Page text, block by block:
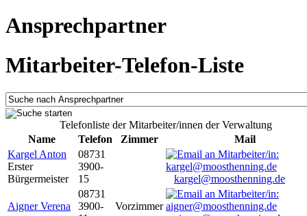
Ansprechpartner
Mitarbeiter-Telefon-Liste
Telefonliste der Mitarbeiter/innen der Verwaltung
Name
Telefon Zimmer
Mail
Kargel Anton
Erster
Bürgermeister
08731
3900-
15
kargel@moosthenning.de
Aigner Verena
08731
3900-
Vorzimmer